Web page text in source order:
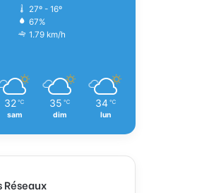
27º - 16º
67%
1.79 km/h
32 ℃
sam
35 ℃
dim
34 ℃
lun
Réseaux